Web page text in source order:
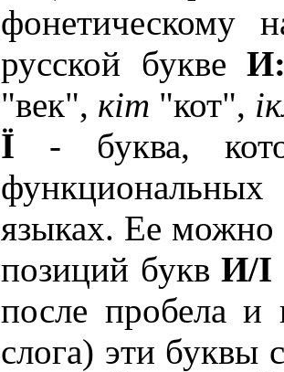
фонетическому
русской букве
"век", кiт "кот",
Ї - буква,
языках. Ее можно
позиций буквИ/I
после пробела и
слога) эти буквы